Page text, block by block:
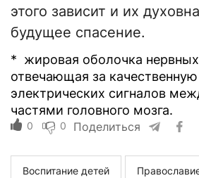
этого зависит и их
будущее спасение.
* жировая оболочка
отвечающая за
электрических сигналов
частями головного мозга.
0 0 Поделиться
Воспитание детей